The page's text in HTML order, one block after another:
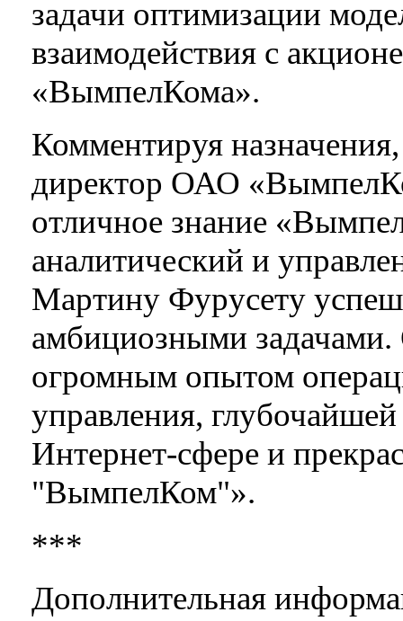
задачи оптимизации
взаимодействия с
«ВымпелКома».
Комментируя
директор ОАО
отличное знание
аналитический и
Мартину Фурусету
амбициозными задачами.
огромным опытом
управления,
Интернет-сфере и
"ВымпелКом"».
***
Дополнительная